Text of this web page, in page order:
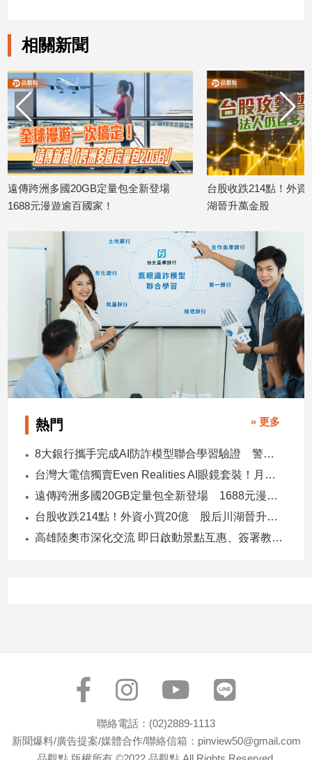
科
技/
戲
運
動
寵
物
Pet
媒
體
專
區
【我
的
相關新聞
量包全新登場
台股收跌214點！外資小買20億 股后川
湖晉升萬金股
美
熱門 » 更多
8大銀行攜手完成AI防詐模型聯合學習驗證 警示帳戶準確度提升2倍
台灣大電信獨賣Even Realities AI眼鏡套裝！月付1399元 專案價3990
遠傳跨洲多國20GB定量包全新登場 1688元漫遊逾百國家！
台股收跌214點！外資小買20億 股后川湖晉升萬金股
高雄陸奧市深化交流 即日啟動景點互惠、簽署教育合作MOU
聯絡電話：(02)2889-1113
新聞爆料/廣告提案/媒體合作/聯絡信箱：pinview50@gmail.com